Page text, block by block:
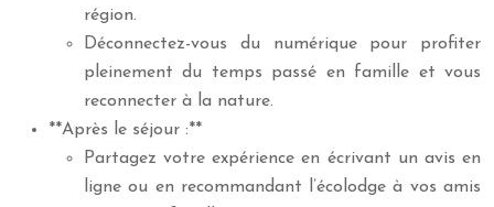
région.
Déconnectez-vous du numérique pour profiter
pleinement du temps passé en famille et vous
reconnecter à la nature.
**Après le séjour :**
Partagez votre expérience en écrivant un avis en
ligne ou en recommandant l’écolodge à vos amis